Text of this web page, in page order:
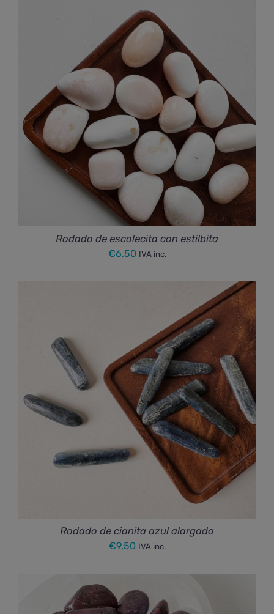
Rodado de escolecita con estilbita
€6,50 IVA inc.
Rodado de cianita azul alargado
€9,50 IVA inc.